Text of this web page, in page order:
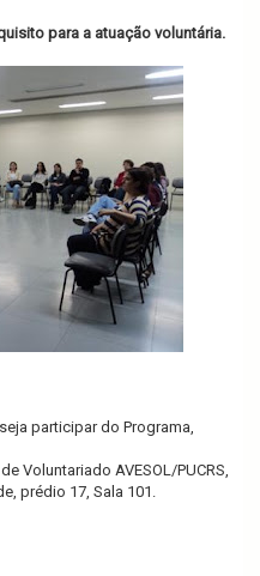
para a atuação voluntária.
participar do Programa,
Voluntariado AVESOL/PUCRS,
prédio 17, Sala 101.